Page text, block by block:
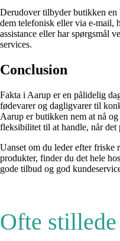
Derudover tilbyder butikken
dem telefonisk eller via e-mail,
assistance eller har spørgsmål
services.
Conclusion
Fakta i Aarup er en pålidelig
fødevarer og dagligvarer til
Aarup er butikken nem at nå
fleksibilitet til at handle, når det
Uanset om du leder efter friske
produkter, finder du det hele
gode tilbud og god
Ofte